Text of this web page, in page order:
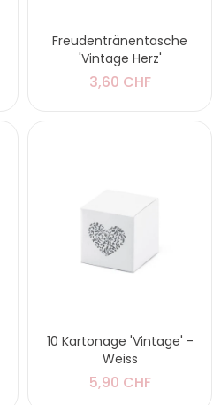
Freudentränentasche
'Vintage Herz'
3,60 CHF
10 Kartonage 'Vintage' -
Weiss
5,90 CHF